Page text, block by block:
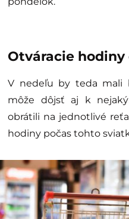
Otváracie hodiny
V nedeľu by teda mali
môže dôjsť aj k
obrátili na jednotlivé
hodiny počas tohto